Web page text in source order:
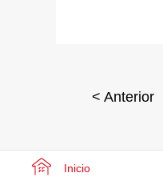
< Anterior
Inicio